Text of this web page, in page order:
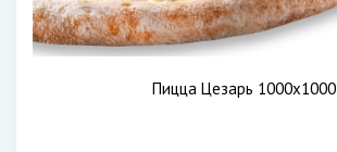
Пицца Цезарь 1000х1000